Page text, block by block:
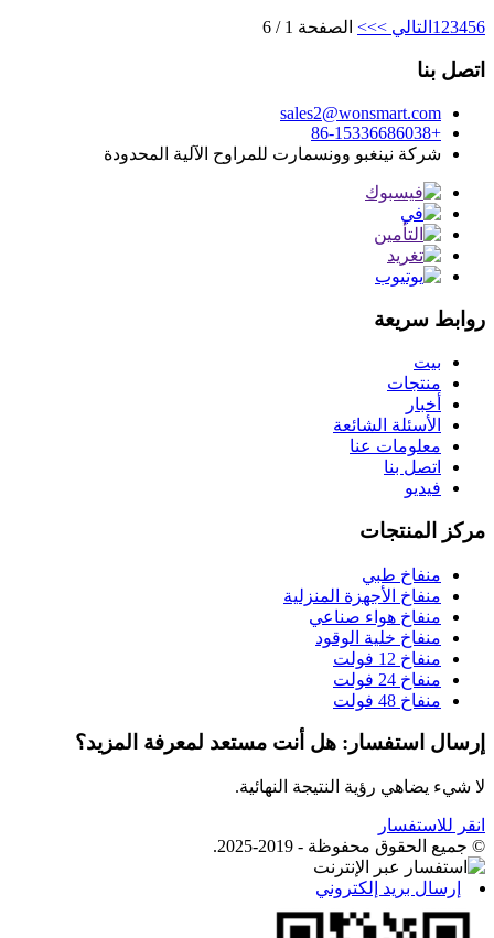
123456 التالي >>> الصفحة 1 / 6
اتصل بنا
sales2@wonsmart.com
+86-15336686038
شركة نينغبو وونسمارت للمراوح الآلية المحدودة
روابط سريعة
بيت
منتجات
أخبار
الأسئلة الشائعة
معلومات عنا
اتصل بنا
فيديو
مركز المنتجات
منفاخ طبي
منفاخ الأجهزة المنزلية
منفاخ هواء صناعي
منفاخ خلية الوقود
منفاخ 12 فولت
منفاخ 24 فولت
منفاخ 48 فولت
إرسال استفسار: هل أنت مستعد لمعرفة المزيد؟
لا شيء يضاهي رؤية النتيجة النهائية.
انقر للاستفسار
© جميع الحقوق محفوظة - 2019-2025.
إرسال بريد إلكتروني